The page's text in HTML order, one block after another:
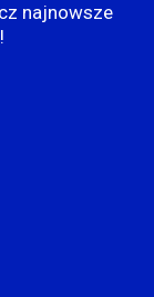
najnowsze